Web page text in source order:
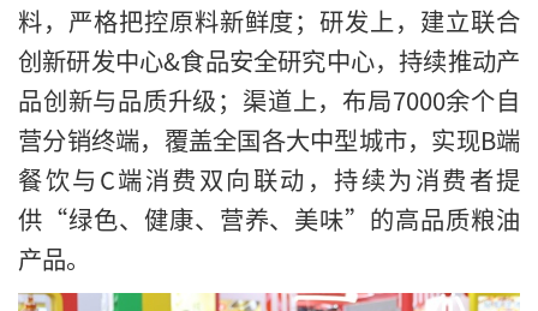
料，严格把控原料新鲜度；研发上，建立联合
创新研发中心&食品安全研究中心，持续推动产
品创新与品质升级；渠道上，布局7000余个自
营分销终端，覆盖全国各大中型城市，实现B端
餐饮与C端消费双向联动，持续为消费者提
供“绿色、健康、营养、美味”的高品质粮油
产品。